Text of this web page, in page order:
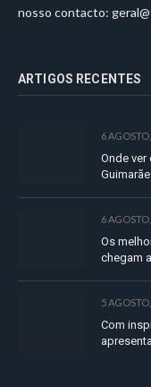
nosso contacto:
ARTIGOS RECENTES
6
Onde
6
Os
chegam
5
Com